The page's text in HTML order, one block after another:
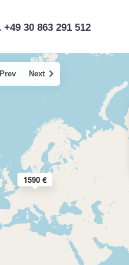
+49 30 863 291 512
1590 €
Prev Next